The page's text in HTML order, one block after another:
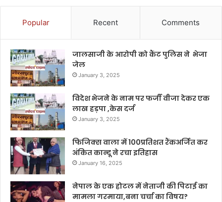
Popular Recent Comments
जालसाजी के आरोपी को कैंट पुलिस ने भेजा
जेल
January 3, 2025
विदेश भेजने के नाम पर फर्जी वीजा देकर एक
लाख हड़पा ,केस दर्ज
January 3, 2025
फिजिक्स वाला में 100प्रतिशत रैंकअर्जित कर
अंकित कान्दू ने रचा इतिहास
January 16, 2025
नेपाल के एक होटल में नेताजी की पिटाई का
मामला गरमाया,बना चर्चा का विषय?